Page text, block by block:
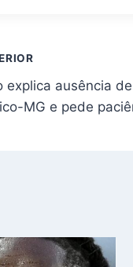
explica ausência
MG e pede